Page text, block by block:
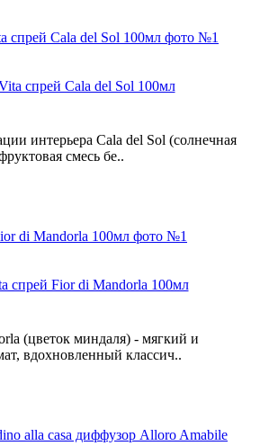
спрей Cala del Sol 100мл
интерьера Cala del Sol (солнечная
смесь бе..
спрей Fior di Mandorla 100мл
(цветок миндаля) - мягкий и
вдохновленный классич..